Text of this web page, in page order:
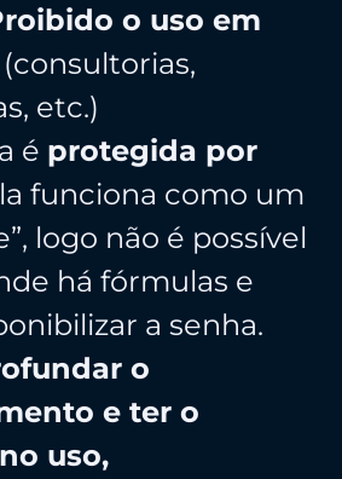
o uso em
(consultorias,
etc.)
é protegida por
funciona como um
logo não é possível
há fórmulas e
a senha.
o
e ter o
uso,